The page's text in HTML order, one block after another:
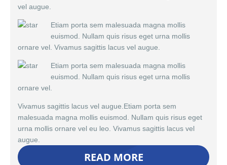
vel augue.
Etiam porta sem malesuada magna mollis
euismod. Nullam quis risus eget urna mollis
ornare vel. Vivamus sagittis lacus vel augue.
Etiam porta sem malesuada magna mollis
euismod. Nullam quis risus eget urna mollis
ornare vel.
Vivamus sagittis lacus vel augue.Etiam porta sem
malesuada magna mollis euismod. Nullam quis risus eget
urna mollis ornare vel eu leo. Vivamus sagittis lacus vel
augue.
READ MORE